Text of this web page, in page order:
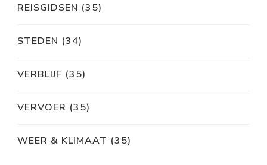
REISGIDSEN (35)
STEDEN (34)
VERBLIJF (35)
VERVOER (35)
WEER & KLIMAAT (35)